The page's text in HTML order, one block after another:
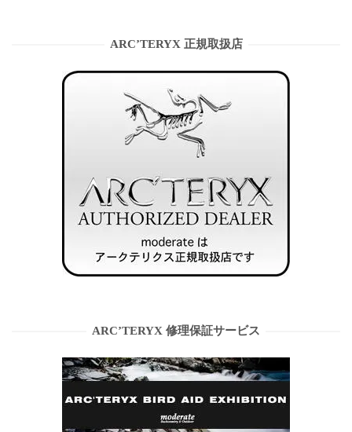
ARC’TERYX 正規取扱店
ARC’TERYX 修理保証サービス